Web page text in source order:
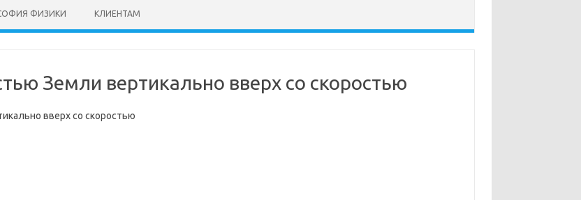
ФИЗИКИ КЛИЕНТАМ
Земли вертикально вверх со скоростью
вверх со скоростью